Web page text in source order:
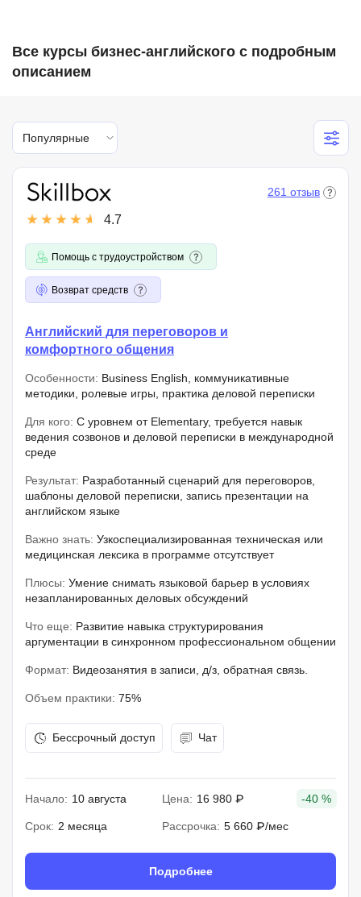
Все курсы бизнес-английского с подробным
описанием
Популярные
4.7
261 отзыв
Помощь с трудоустройством
Возврат средств
Английский для переговоров и
комфортного общения
Особенности: Business English, коммуникативные
методики, ролевые игры, практика деловой переписки
Для кого: С уровнем от Elementary, требуется навык
ведения созвонов и деловой переписки в международной
среде
Результат: Разработанный сценарий для переговоров,
шаблоны деловой переписки, запись презентации на
английском языке
Важно знать: Узкоспециализированная техническая или
медицинская лексика в программе отсутствует
Плюсы: Умение снимать языковой барьер в условиях
незапланированных деловых обсуждений
Что еще: Развитие навыка структурирования
аргументации в синхронном профессиональном общении
Формат: Видеозанятия в записи, д/з, обратная связь.
Объем практики: 75%
Бессрочный доступ Чат
Начало: 10 августа Цена: 16 980 ₽ -40 %
Срок: 2 месяца Рассрочка: 5 660 ₽/мес
Подробнее